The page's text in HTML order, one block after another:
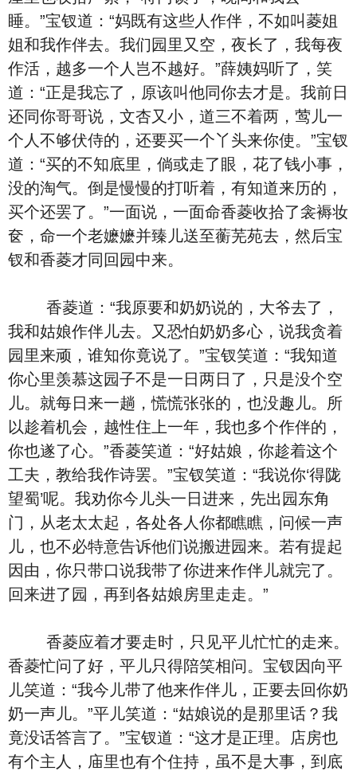
睡。”宝钗道：“妈既有这些人作伴，不如叫菱姐
姐和我作伴去。我们园里又空，夜长了，我每夜
作活，越多一个人岂不越好。”薛姨妈听了，笑
道：“正是我忘了，原该叫他同你去才是。我前日
还同你哥哥说，文杏又小，道三不着两，莺儿一
个人不够伏侍的，还要买一个丫头来你使。”宝钗
道：“买的不知底里，倘或走了眼，花了钱小事，
没的淘气。倒是慢慢的打听着，有知道来历的，
买个还罢了。”一面说，一面命香菱收拾了衾褥妆
奁，命一个老嬷嬷并臻儿送至蘅芜苑去，然后宝
钗和香菱才同回园中来。
香菱道：“我原要和奶奶说的，大爷去了，
我和姑娘作伴儿去。又恐怕奶奶多心，说我贪着
园里来顽，谁知你竟说了。”宝钗笑道：“我知道
你心里羡慕这园子不是一日两日了，只是没个空
儿。就每日来一趟，慌慌张张的，也没趣儿。所
以趁着机会，越性住上一年，我也多个作伴的，
你也遂了心。”香菱笑道：“好姑娘，你趁着这个
工夫，教给我作诗罢。”宝钗笑道：“我说你‘得陇
望蜀’呢。我劝你今儿头一日进来，先出园东角
门，从老太太起，各处各人你都瞧瞧，问候一声
儿，也不必特意告诉他们说搬进园来。若有提起
因由，你只带口说我带了你进来作伴儿就完了。
回来进了园，再到各姑娘房里走走。”
香菱应着才要走时，只见平儿忙忙的走来。
香菱忙问了好，平儿只得陪笑相问。宝钗因向平
儿笑道：“我今儿带了他来作伴儿，正要去回你奶
奶一声儿。”平儿笑道：“姑娘说的是那里话？我
竟没话答言了。”宝钗道：“这才是正理。店房也
有个主人，庙里也有个住持，虽不是大事，到底